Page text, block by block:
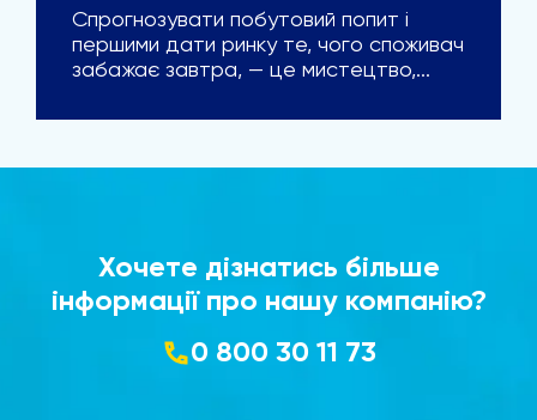
Спрогнозувати побутовий попит і
першими дати ринку те, чого споживач
забажає завтра, — це мистецтво,...
Хочете дізнатись більше
інформації про нашу компанію?
0 800 30 11 73